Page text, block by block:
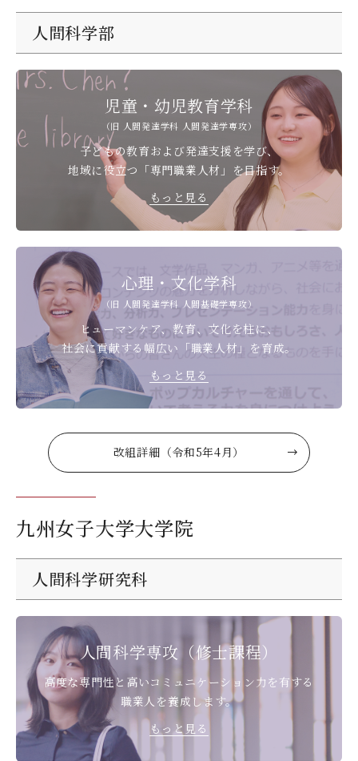
人間科学部
児童・幼児教育学科
（旧 人間発達学科 人間発達学専攻）
子どもの教育および発達支援を学び、
地域に役立つ「専門職業人材」を目指す。
もっと見る
心理・文化学科
（旧 人間発達学科 人間基礎学専攻）
ヒューマンケア、教育、文化を柱に、
社会に貢献する幅広い「職業人材」を育成。
もっと見る
改組詳細（令和5年4月）
九州女子大学大学院
人間科学研究科
人間科学専攻（修士課程）
高度な専門性と高いコミュニケーション力を有する
職業人を養成します。
もっと見る